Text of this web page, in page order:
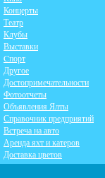
Концерты
Театр
Клубы
Выставки
Cпорт
Другое
Достопримечательности
Фотоотчеты
Объявления Ялты
Справочник предприятий
Встреча на авто
Аренда яхт и катеров
Доставка цветов